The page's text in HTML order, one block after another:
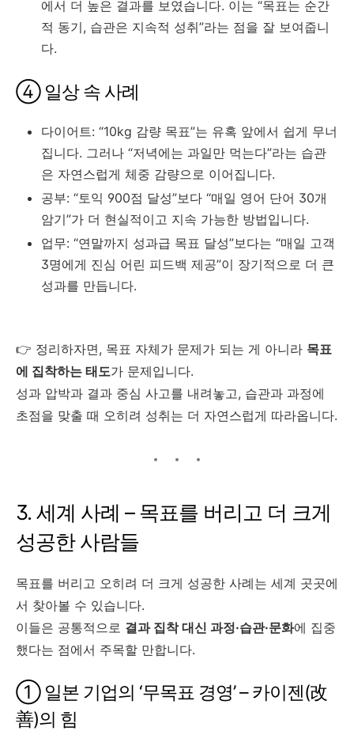
에서 더 높은 결과를 보였습니다. 이는 “목표는 순간
적 동기, 습관은 지속적 성취”라는 점을 잘 보여줍니
다.
④ 일상 속 사례
다이어트: “10kg 감량 목표”는 유혹 앞에서 쉽게 무너
집니다. 그러나 “저녁에는 과일만 먹는다”라는 습관
은 자연스럽게 체중 감량으로 이어집니다.
공부: “토익 900점 달성”보다 “매일 영어 단어 30개
암기”가 더 현실적이고 지속 가능한 방법입니다.
업무: “연말까지 성과급 목표 달성”보다는 “매일 고객
3명에게 진심 어린 피드백 제공”이 장기적으로 더 큰
성과를 만듭니다.
👉 정리하자면, 목표 자체가 문제가 되는 게 아니라 목표
에 집착하는 태도가 문제입니다.
성과 압박과 결과 중심 사고를 내려놓고, 습관과 과정에
초점을 맞출 때 오히려 성취는 더 자연스럽게 따라옵니다.
3. 세계 사례 – 목표를 버리고 더 크게
성공한 사람들
목표를 버리고 오히려 더 크게 성공한 사례는 세계 곳곳에
서 찾아볼 수 있습니다.
이들은 공통적으로 결과 집착 대신 과정·습관·문화에 집중
했다는 점에서 주목할 만합니다.
① 일본 기업의 ‘무목표 경영’ – 카이젠(改
善)의 힘